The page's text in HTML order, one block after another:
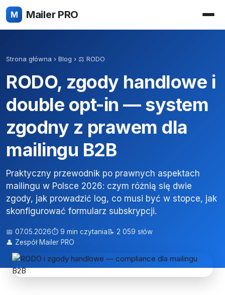
M Mailer PRO
Strona główna › Blog › ⚖️ RODO
RODO, zgody handlowe i
double opt-in — system
zgodny z prawem dla
mailingu B2B
Praktyczny przewodnik po prawnych aspektach
mailingu w Polsce 2026: czym różnią się dwie
zgody, jak prowadzić log, co musi być w stopce, jak
skonfigurować formularz subskrypcji.
📅 07.05.2026⏱ 9 min czytania📝 2 059 słów
👤 Zespół Mailer PRO